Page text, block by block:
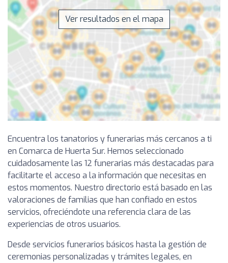
Ver resultados en el mapa
Encuentra los tanatorios y funerarias más cercanos a ti
en Comarca de Huerta Sur. Hemos seleccionado
cuidadosamente las 12 funerarias más destacadas para
facilitarte el acceso a la información que necesitas en
estos momentos. Nuestro directorio está basado en las
valoraciones de familias que han confiado en estos
servicios, ofreciéndote una referencia clara de las
experiencias de otros usuarios.
Desde servicios funerarios básicos hasta la gestión de
ceremonias personalizadas y trámites legales, en